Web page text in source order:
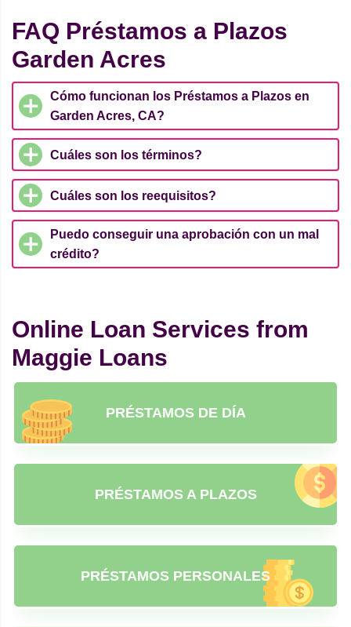
FAQ Préstamos a Plazos
Garden Acres
Cómo funcionan los Préstamos a Plazos en
Garden Acres, CA?
Cuáles son los términos?
Cuáles son los reequisitos?
Puedo conseguir una aprobación con un mal
crédito?
Online Loan Services from
Maggie Loans
PRÉSTAMOS DE DÍA
PRÉSTAMOS A PLAZOS
PRÉSTAMOS PERSONALES